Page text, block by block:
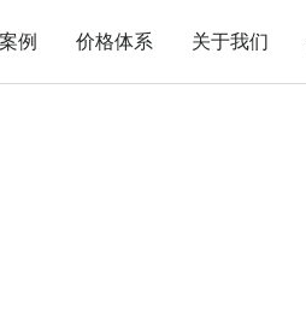
例 价格体系 关于我们